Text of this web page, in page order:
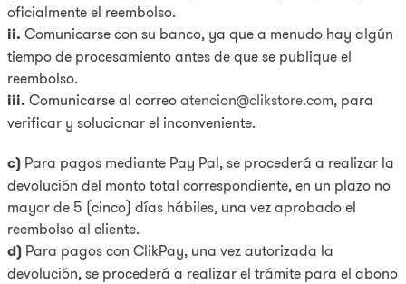
oficialmente el reembolso.
ii. Comunicarse con su banco, ya que a menudo hay algún
tiempo de procesamiento antes de que se publique el
reembolso.
iii. Comunicarse al correo atencion@clikstore.com, para
verificar y solucionar el inconveniente.
c) Para pagos mediante Pay Pal, se procederá a realizar la
devolución del monto total correspondiente, en un plazo no
mayor de 5 (cinco) días hábiles, una vez aprobado el
reembolso al cliente.
d) Para pagos con ClikPay, una vez autorizada la
devolución, se procederá a realizar el trámite para el abono